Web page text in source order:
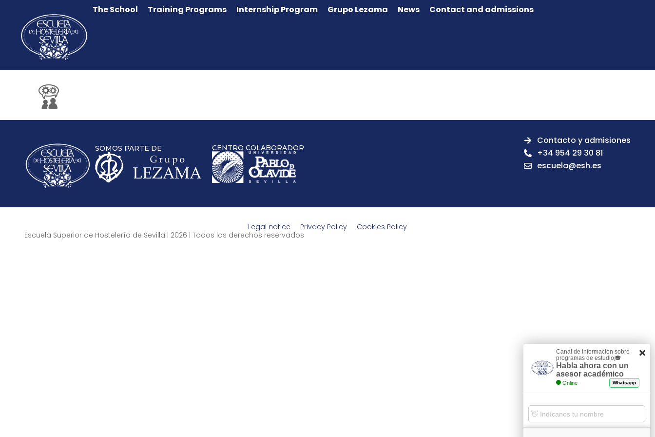
The School Training Programs Internship Program Grupo Lezama News Contact and admissions
SOMOS PARTE DE CENTRO COLABORADOR
Contacto y admisiones
+34 954 29 30 81
escuela@esh.es
Legal notice Privacy Policy
Cookies Policy
Escuela Superior de Hostelería de Sevilla | 2026 | Todos los derechos reservados
Canal de información sobre
programas de estudio🎓
Habla ahora con un
asesor académico
Online Whatsapp